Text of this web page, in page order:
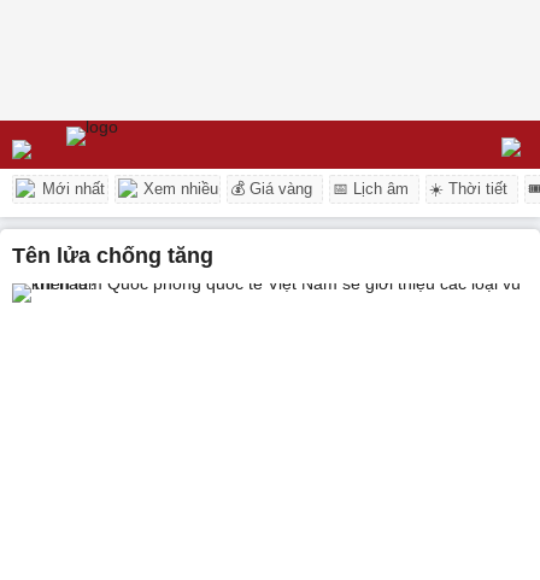
Mới nhất Xem nhiều 💰 Giá vàng 📅 Lịch âm ☀️ Thời tiết
tên lửa chống tăng